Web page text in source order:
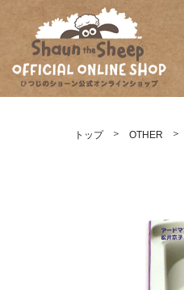
ひつじのショーン
公式オンラインシ
トップ OTHER